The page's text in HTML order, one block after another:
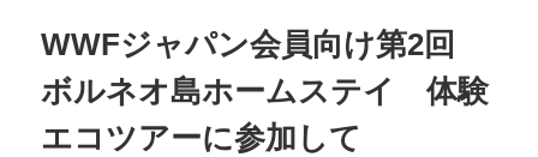
WWFジャパン会員向け第2回
ボルネオ島ホームステイ 体験
エコツアーに参加して